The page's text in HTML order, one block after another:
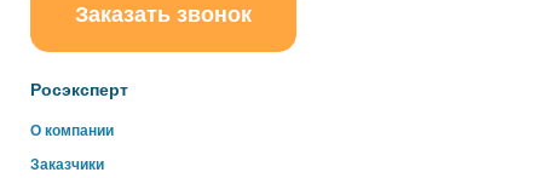
Росэксперт
О компании
Заказчики
Заказать звонок
online
Здравствуйте!
Свяжитесь с нами через WhatsApp нажав на кнопку